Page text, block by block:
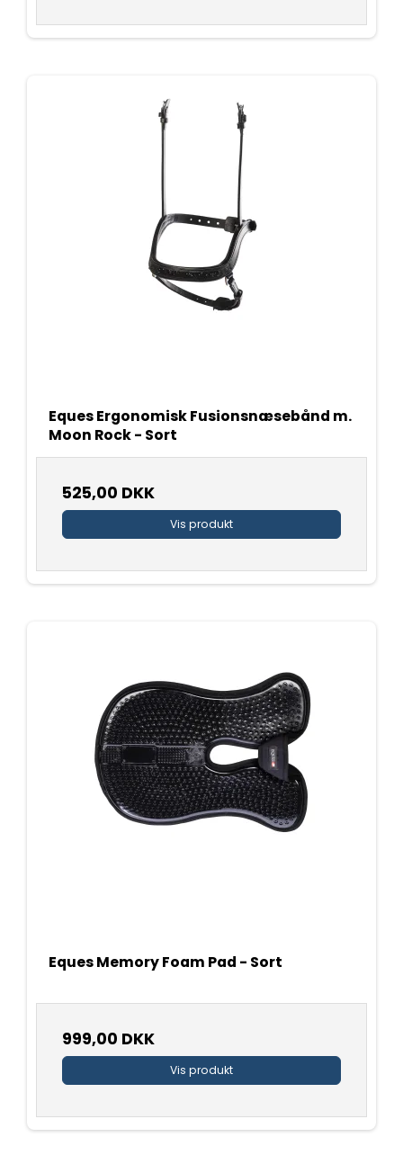
Eques Ergonomisk Fusionsnæsebånd m.
Moon Rock - Sort
525,00 DKK
Vis produkt
Eques Memory Foam Pad - Sort
999,00 DKK
Vis produkt